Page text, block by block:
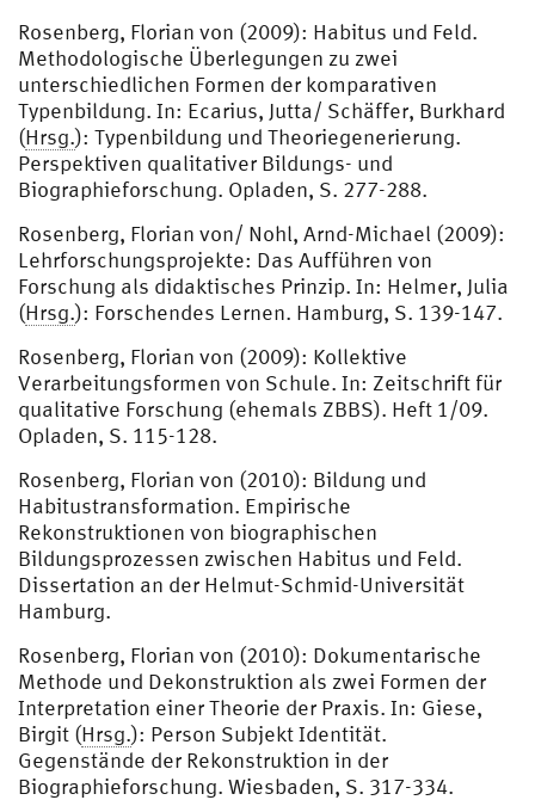
Rosenberg, Florian von (2009): Habitus und Feld.
Methodologische Überlegungen zu zwei
unterschiedlichen Formen der komparativen
Typenbildung. In: Ecarius, Jutta/ Schäffer, Burkhard
(Hrsg.): Typenbildung und Theoriegenerierung.
Perspektiven qualitativer Bildungs- und
Biographieforschung. Opladen, S. 277-288.
Rosenberg, Florian von/ Nohl, Arnd-Michael (2009):
Lehrforschungsprojekte: Das Aufführen von
Forschung als didaktisches Prinzip. In: Helmer, Julia
(Hrsg.): Forschendes Lernen. Hamburg, S. 139-147.
Rosenberg, Florian von (2009): Kollektive
Verarbeitungsformen von Schule. In: Zeitschrift für
qualitative Forschung (ehemals ZBBS). Heft 1/09.
Opladen, S. 115-128.
Rosenberg, Florian von (2010): Bildung und
Habitustransformation. Empirische
Rekonstruktionen von biographischen
Bildungsprozessen zwischen Habitus und Feld.
Dissertation an der Helmut-Schmid-Universität
Hamburg.
Rosenberg, Florian von (2010): Dokumentarische
Methode und Dekonstruktion als zwei Formen der
Interpretation einer Theorie der Praxis. In: Giese,
Birgit (Hrsg.): Person Subjekt Identität.
Gegenstände der Rekonstruktion in der
Biographieforschung. Wiesbaden, S. 317-334.